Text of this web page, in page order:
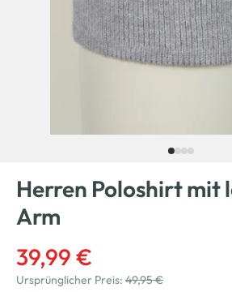
Herren Poloshirt mit
Arm
39,99 €
Ursprünglicher Preis: 49,95 €